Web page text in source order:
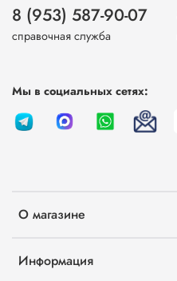
О магазине
Информация
8 (953) 587-90-07
справочная служба
Мы в социальных сетях: